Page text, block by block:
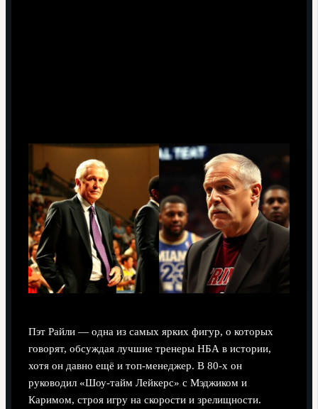
Пэт Райли — одна из самых ярких фигур, о которых
говорят, обсуждая лучшие тренеры НБА в истории,
хотя он давно ещё и топ-менеджер. В 80-х он
руководил «Шоу-тайм Лейкерс» с Мэджиком и
Каримом, строя игру на скорости и зрелищности.